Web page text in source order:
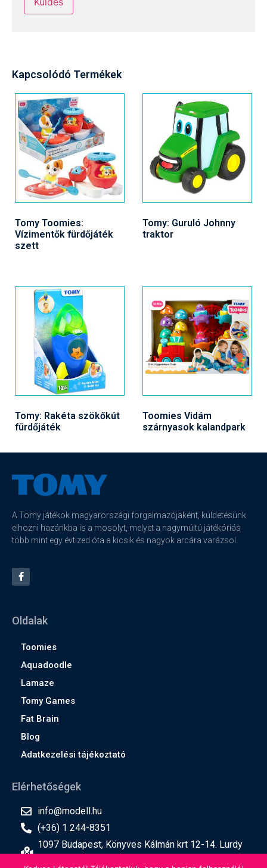
Kapcsolódó Termékek
Tomy Toomies:
Vízimentők fürdőjáték
szett
Tomy: Guruló Johnny
traktor
Tomy: Rakéta szökőkút
fürdőjáték
Toomies Vidám
szárnyasok kalandpark
A Tomy játékok magyarországi forgalmazójaként, küldetésünk
elhozni hazánkba is a mosolyt, melyet a nagymúltú játékóriás
több mint egy évtized óta a kicsik és nagyok arcára varázsol.
Oldalak
Toomies
Aquadoodle
Lamaze
Tomy Games
Fat Brain
Blog
Adatkezelési tájékoztató
Elérhetőségek
info@modell.hu
(+36) 1 244-8351
1097 Budapest, Könyves Kálmán krt 12-14. Lurdy